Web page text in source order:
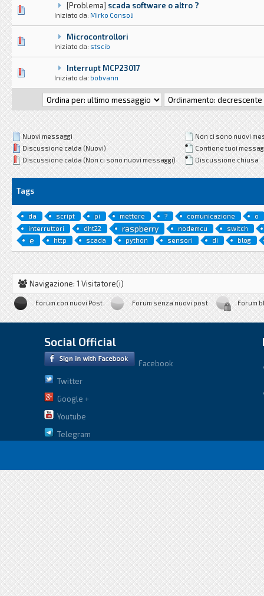
[Problema] scada software o altro ?
Iniziato da: Mirko Consoli
0 voti - 0 su 5 di media
2 3 45
Microcontrollori
Iniziato da: stscib
0 voti - 0 su 5 di media
2345
Interrupt MCP23017
Iniziato da: bobvann
0 voti - 0 su 5 di media
2345
Nuovi messaggi
Discussione calda (Nuovi)
Discussione calda (Non ci sono nuovi messaggi)
Non ci sono nuovi
Contiene tuoi
Discussione chiusa
Tags
da script pi mettere ? comunicazione
o
interruttori
dht22 raspberry nodemcu switch
e http scada python sensori di blog
Navigazione: 1 Visitatore(i)
Forum con nuovi Post Forum senza nuovi post Forum
Social Official
Facebook
Twitter
Google +
Youtube
Telegram